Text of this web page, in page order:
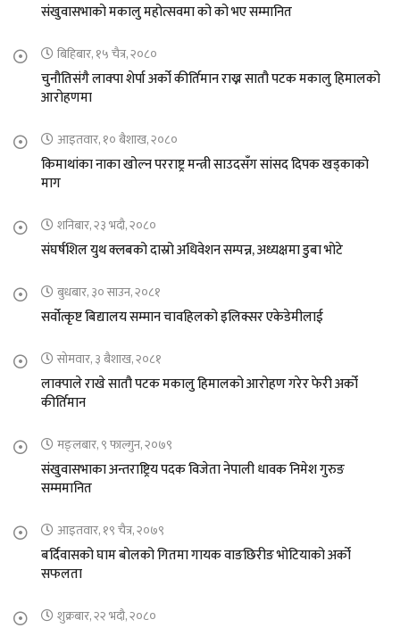
संखुवासभाको मकालु महोत्सवमा को को भए सम्मानित
बिहिबार, १५ चैत्र, २०८०
चुनौतिसंगै लाक्पा शेर्पा अर्को कीर्तिमान राख्न सातौ पटक मकालु हिमालको
आरोहणमा
आइतवार, १० बैशाख, २०८०
किमाथांका नाका खोल्न परराष्ट्र मन्त्री साउदसँग सांसद दिपक खड्काको
माग
शनिबार, २३ भदौ, २०८०
संघर्षशिल युथ क्लबको दास्रो अधिवेशन सम्पन्न, अध्यक्षमा डुबा भोटे
बुधबार, ३० साउन, २०८१
सर्वोत्कृष्ट बिद्यालय सम्मान चावहिलको इलिक्सर एकेडेमीलाई
सोमवार, ३ बैशाख, २०८१
लाक्पाले राखे सातौ पटक मकालु हिमालको आरोहण गरेर फेरी अर्को
कीर्तिमान
मङ्लबार, ९ फाल्गुन, २०७९
संखुवासभाका अन्तराष्ट्रिय पदक विजेता नेपाली धावक निमेश गुरुङ
सम्ममानित
आइतवार, १९ चैत्र, २०७९
बर्दिवासको घाम बोलको गितमा गायक वाङछिरीङ भोटियाको अर्को
सफलता
शुक्रबार, २२ भदौ, २०८०